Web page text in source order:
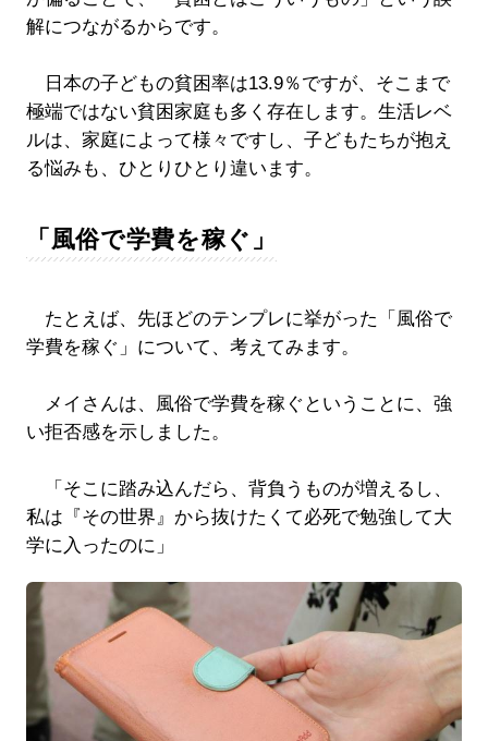
解につながるからです。
日本の子どもの貧困率は13.9％ですが、そこまで
極端ではない貧困家庭も多く存在します。生活レベ
ルは、家庭によって様々ですし、子どもたちが抱え
る悩みも、ひとりひとり違います。
「風俗で学費を稼ぐ」
たとえば、先ほどのテンプレに挙がった「風俗で
学費を稼ぐ」について、考えてみます。
メイさんは、風俗で学費を稼ぐということに、強
い拒否感を示しました。
「そこに踏み込んだら、背負うものが増えるし、
私は『その世界』から抜けたくて必死で勉強して大
学に入ったのに」